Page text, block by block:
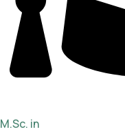
M.Sc. in